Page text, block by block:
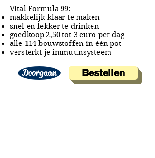
Vital Formula 99:
makkelijk klaar te maken
snel en lekker te drinken
goedkoop 2,50 tot 3 euro per dag
alle 114 bouwstoffen in één pot
versterkt je immuunsysteem
Doorgaan Bestellen